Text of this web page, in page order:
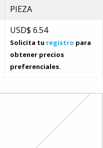
PIEZA
USD$ 6.54
Solicita tu registro para
obtener precios
preferenciales.